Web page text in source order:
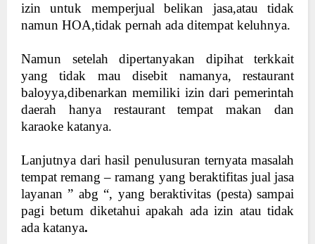
izin untuk memperjual belikan jasa,atau tidak
namun HOA,tidak pernah ada ditempat keluhnya.
Namun setelah dipertanyakan dipihat terkkait
yang tidak mau disebit namanya, restaurant
baloyya,dibenarkan memiliki izin dari pemerintah
daerah hanya restaurant tempat makan dan
karaoke katanya.
Lanjutnya dari hasil penulusuran ternyata masalah
tempat remang – ramang yang beraktifitas jual jasa
layanan ” abg “, yang beraktivitas (pesta) sampai
pagi betum diketahui apakah ada izin atau tidak
ada katanya.